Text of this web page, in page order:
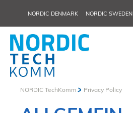
NORDIC DENMARK NORDIC SWEDEN
NORDIC TechKomm Privacy Policy